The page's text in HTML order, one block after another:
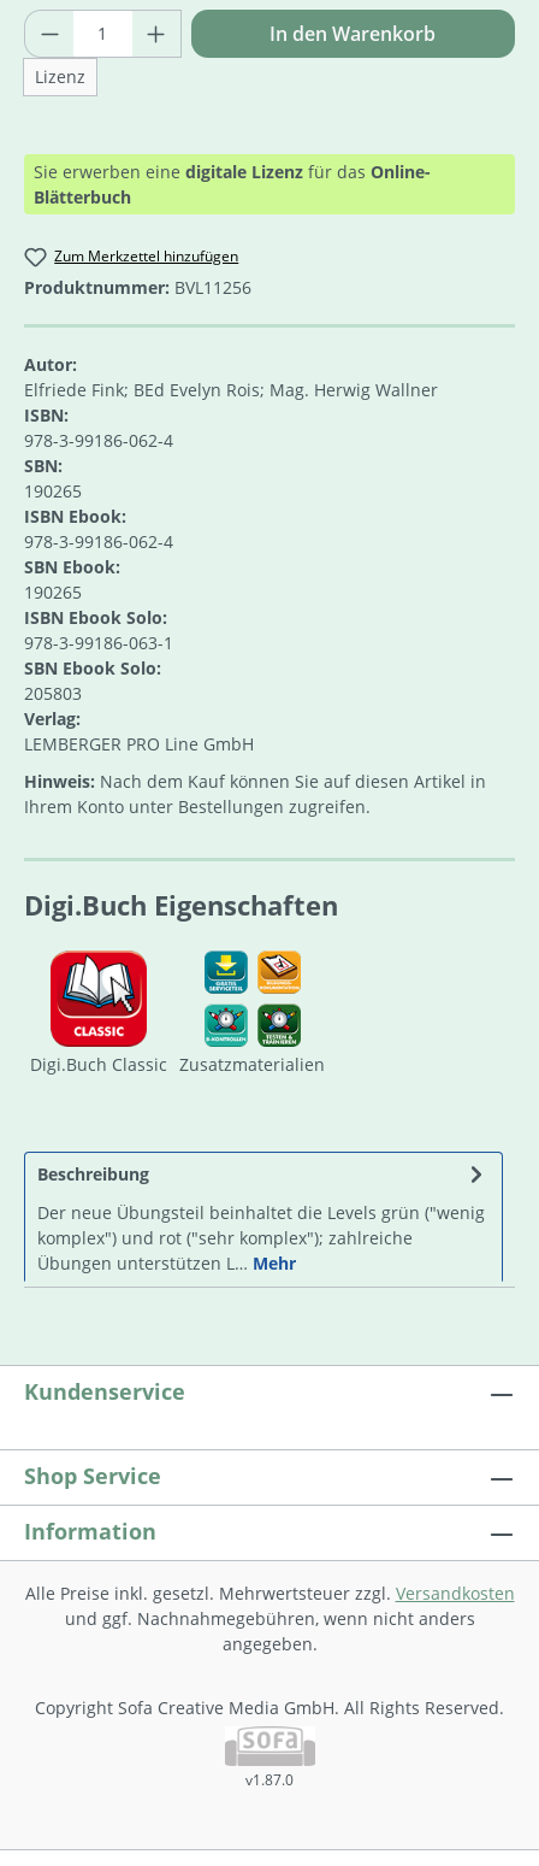
Produkt Anzahl: Gib den gewünschten
Lizenz
In den Warenkorb
Sie erwerben eine digitale Lizenz für das Online-
Blätterbuch
Zum Merkzettel hinzufügen
Produktnummer: BVL11256
Autor:
Elfriede Fink; BEd Evelyn Rois; Mag. Herwig Wallner
ISBN:
978-3-99186-062-4
SBN:
190265
ISBN Ebook:
978-3-99186-062-4
SBN Ebook:
190265
ISBN Ebook Solo:
978-3-99186-063-1
SBN Ebook Solo:
205803
Verlag:
LEMBERGER PRO Line GmbH
Hinweis: Nach dem Kauf können Sie auf diesen Artikel in
Ihrem Konto unter Bestellungen zugreifen.
Digi.Buch Eigenschaften
Digi.Buch Classic Zusatzmaterialien
Beschreibung
Der neue Übungsteil beinhaltet die Levels grün ("wenig
komplex") und rot ("sehr komplex"); zahlreiche
Übungen unterstützen L… Mehr
Kundenservice
Shop Service
Information
Alle Preise inkl. gesetzl. Mehrwertsteuer zzgl. Versandkosten
und ggf. Nachnahmegebühren, wenn nicht anders
angegeben.
Copyright Sofa Creative Media GmbH. All Rights Reserved.
v1.87.0